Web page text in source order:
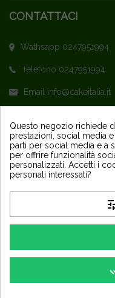
CONTATTACI
Wathsapp 0247951994
Telefono 0247951994
Email info@cakeitalia.it
dalle ore 9,30 alle 14 e
LA NOSTRA
Questo negozio richiede
prestazioni, social media
parti per social media e a
per offrire funzionalità
personalizzati. Accetti i
personali interessati?